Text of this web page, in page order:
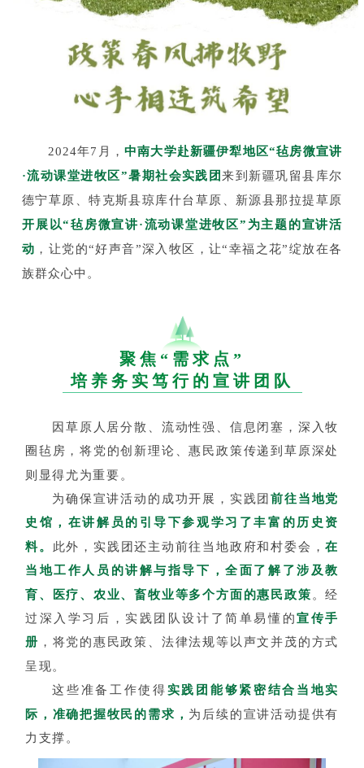
2024年7月， 中南大学赴新疆伊犁地区“毡房微宣讲
·流动课堂进牧区”暑期社会实践团来到新疆巩留县库尔
德宁草原、特克斯县琼库什台草原、新源县那拉提草原
开展以“毡房微宣讲·流动课堂进牧区”为主题的宣讲活
动 ，让党的“好声音”深入牧区，让“幸福之花”绽放在各
族群众心中。
聚焦“需求点”
培养务实笃行的宣讲团队
因草原人居分散、流动性强、信息闭塞，深入牧
圈毡房，将党的创新理论、惠民政策传递到草原深处
则 显得尤为重要。
为确保宣讲活动的成功开展，实践团前往当地党
史馆，在讲解员的引导下参观学习了丰富的历史资
料。 此外 ，实践团还主动前往当地政府和村委会，在
当地工作人员的讲解与指导下，全面了解了涉及教
育、医疗、农业、畜牧业等多个方面的惠民政策 。经
过深入学习后，实践团队设计了简单易懂的宣传手
册 ，将党的惠民政策、法律法规等以声文并茂的方式
呈现。
这些准备工作使得实践团能够紧密结合当地实
际，准确把握牧民的需求， 为后续的宣讲活动提供有
力支撑。